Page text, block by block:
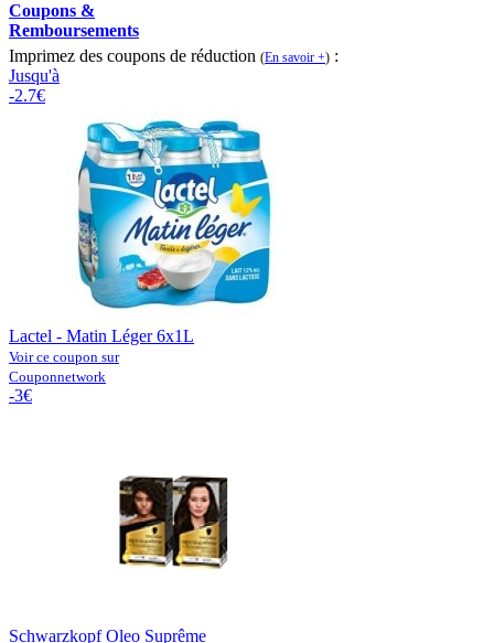
Coupons &
Remboursements
Imprimez des coupons de réduction (En savoir +) :
Jusqu'à
-2.7€
Lactel - Matin Léger 6x1L
Voir ce coupon sur
Couponnetwork
-3€
Schwarzkopf Oleo Suprême